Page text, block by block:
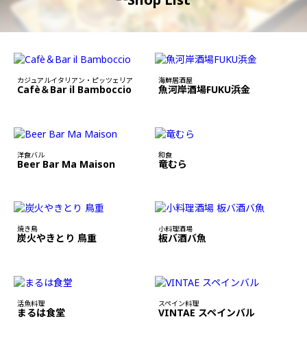
カジュアルイタリアン・ピッツェリア
Cafè＆Bar il Bamboccio
海鮮居酒屋
魚河岸酒場FUKU浜金
洋食バル
Beer Bar Ma Maison
和食
竜むら
焼き鳥
炭火やきとり 鳥重
小料理酒場
板バ酒バ魚
活魚料理
まるは食堂
スペイン料理
VINTAE スペインバル